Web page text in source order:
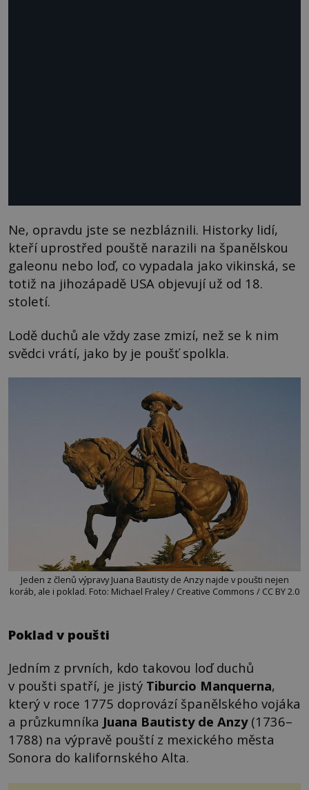
Ne, opravdu jste se nezbláznili. Historky lidí,
kteří uprostřed pouště narazili na španělskou
galeonu nebo loď, co vypadala jako vikinská, se
totiž na jihozápadě USA objevují už od 18.
století.
Lodě duchů ale vždy zase zmizí, než se k nim
svědci vrátí, jako by je poušť spolkla.
Jeden z členů výpravy Juana Bautisty de Anzy najde v poušti nejen
koráb, ale i poklad. Foto: Michael Fraley / Creative Commons / CC BY 2.0
Poklad v poušti
Jedním z prvních, kdo takovou loď duchů
v poušti spatří, je jistý Tiburcio Manquerna,
který v roce 1775 doprovází španělského vojáka
a průzkumníka Juana Bautisty de Anzy(1736–
1788) na výpravě pouští z mexického města
Sonora do kalifornského Alta.